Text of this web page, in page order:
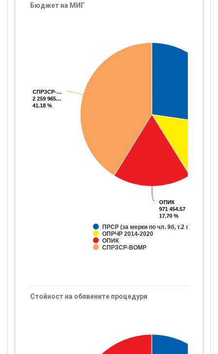
Бюджет на МИГ
ОПИК
971 454.57
17.70 %
ОПИК
971 454.57
17.70 %
СПРЗСР-…
2 259 965…
41.18 %
СПРЗСР-…
2 259 965…
41.18 %
ПРСР (за мерки по чл. 9б, т.2 от ЗПЗП)
ОПРЧР 2014-2020
ОПИК
СПРЗСР-ВОМР
Стойност на обявените процедури